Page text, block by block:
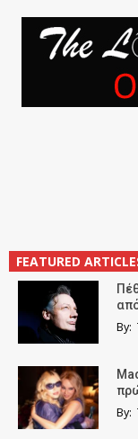
FEATURED
By:
By: